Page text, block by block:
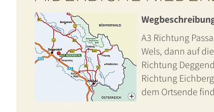
A3 Richtung
Wels, dann auf
Richtung
Richtung
dem Ortsende